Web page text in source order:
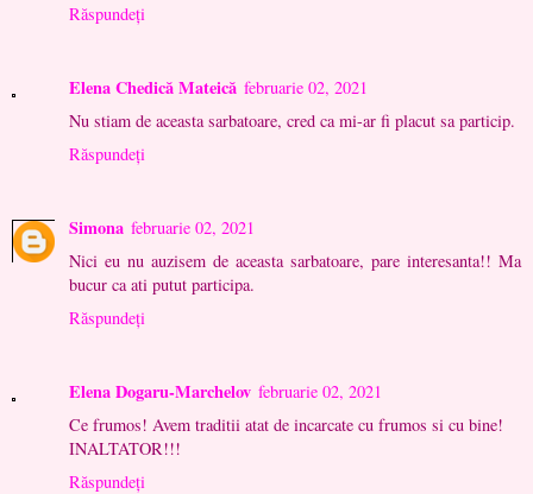
Răspundeți
Elena Chedică Mateică februarie 02, 2021
Nu stiam de aceasta sarbatoare, cred ca mi-ar fi placut sa particip.
Răspundeți
Simona februarie 02, 2021
Nici eu nu auzisem de aceasta sarbatoare, pare interesanta!! Ma
bucur ca ati putut participa.
Răspundeți
Elena Dogaru-Marchelov februarie 02, 2021
Ce frumos! Avem traditii atat de incarcate cu frumos si cu bine!
INALTATOR!!!
Răspundeți